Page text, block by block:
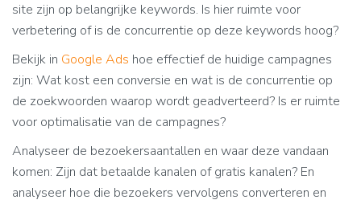
site zijn op belangrijke keywords. Is hier ruimte voor
verbetering of is de concurrentie op deze keywords hoog?
Bekijk in Google Ads hoe effectief de huidige campagnes
zijn: Wat kost een conversie en wat is de concurrentie op
de zoekwoorden waarop wordt geadverteerd? Is er ruimte
voor optimalisatie van de campagnes?
Analyseer de bezoekersaantallen en waar deze vandaan
komen: Zijn dat betaalde kanalen of gratis kanalen? En
analyseer hoe die bezoekers vervolgens converteren en